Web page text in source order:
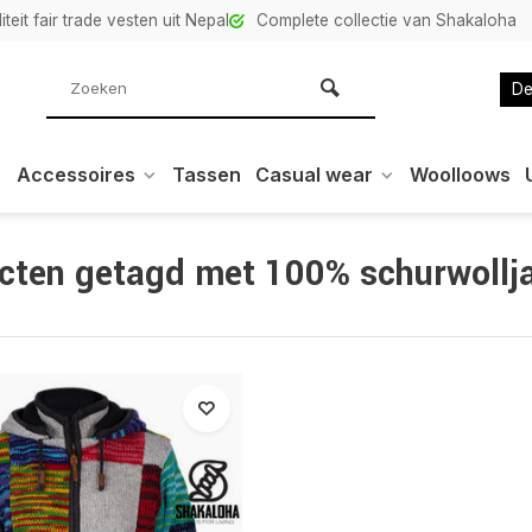
fair trade vesten uit Nepal Complete collectie van Shakaloha
Accessoires Tassen Casual wear Woolloows
getagd met 100%